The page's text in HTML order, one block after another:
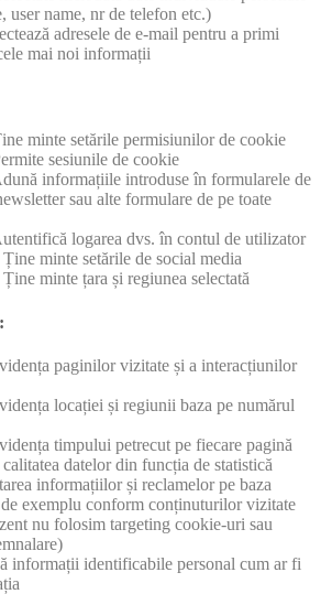
user name, nr de telefon etc.)
adresele de e-mail pentru a primi
mai noi informații
minte setările permisiunilor de cookie
sesiunile de cookie
informațiile introduse în formularele de
sau alte formulare de pe toate
logarea dvs. în contul de utilizator
minte setările de social media
minte țara și regiunea selectată
paginilor vizitate și a interacțiunilor
locației și regiunii baza pe numărul
timpului petrecut pe fiecare pagină
datelor din funcția de statistică
informațiilor și reclamelor pe baza
exemplu conform conținuturilor vizitate
nu folosim targeting cookie-uri sau
informații identificabile personal cum ar fi